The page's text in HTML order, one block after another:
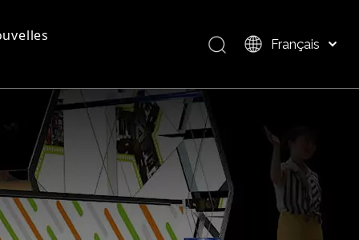
questions - réponses
Présentation du produit
Français
العربية
日本語
Pусский
Nederlands
Português